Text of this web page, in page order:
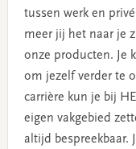
tussen werk en
meer jij het naar je
onze producten. Je
om jezelf verder te
carrière kun je bij
eigen vakgebied
altijd bespreekbaar.